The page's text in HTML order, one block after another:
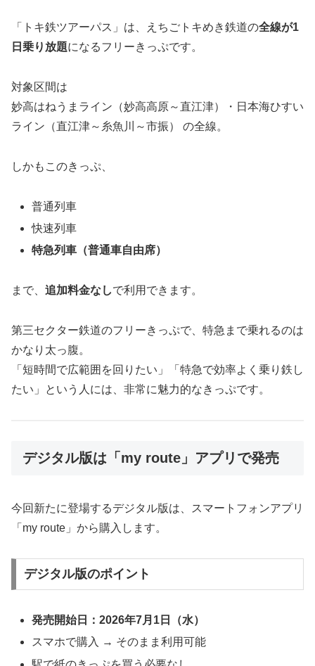
「トキ鉄ツアーパス」は、えちごトキめき鉄道の全線が1
日乗り放題になるフリーきっぷです。
対象区間は
妙高はねうまライン（妙高高原～直江津）・日本海ひすい
ライン（直江津～糸魚川～市振） の全線。
しかもこのきっぷ、
普通列車
快速列車
特急列車（普通車自由席）
まで、 追加料金なしで利用できます。
第三セクター鉄道のフリーきっぷで、特急まで乗れるのは
かなり太っ腹。
「短時間で広範囲を回りたい」「特急で効率よく乗り鉄し
たい」という人には、非常に魅力的なきっぷです。
デジタル版は「my route」アプリで発売
今回新たに登場するデジタル版は、スマートフォンアプリ
「my route」から購入します。
デジタル版のポイント
発売開始日：2026年7月1日（水）
スマホで購入 → そのまま利用可能